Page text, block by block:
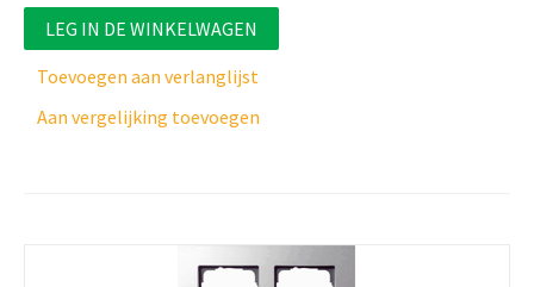
LEG IN DE WINKELWAGEN
Toevoegen aan verlanglijst
Aan vergelijking toevoegen